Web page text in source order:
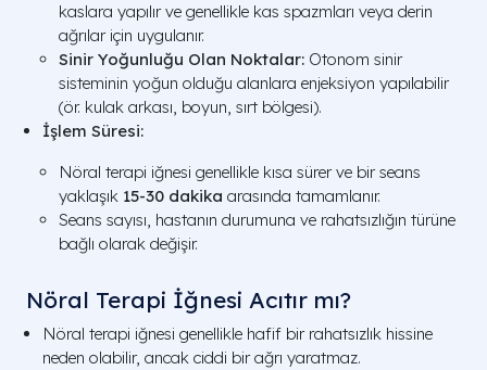
kaslara yapılır ve genellikle kas spazmları veya derin
ağrılar için uygulanır.
Sinir Yoğunluğu Olan Noktalar: Otonom sinir
sisteminin yoğun olduğu alanlara enjeksiyon yapılabilir
(ör. kulak arkası, boyun, sırt bölgesi).
İşlem Süresi:
Nöral terapi iğnesi genellikle kısa sürer ve bir seans
yaklaşık 15-30 dakika arasında tamamlanır.
Seans sayısı, hastanın durumuna ve rahatsızlığın türüne
bağlı olarak değişir.
Nöral Terapi İğnesi Acıtır mı?
Nöral terapi iğnesi genellikle hafif bir rahatsızlık hissine
neden olabilir, ancak ciddi bir ağrı yaratmaz.